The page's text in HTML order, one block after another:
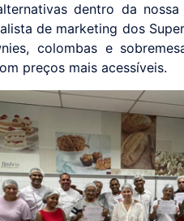
dentro da
de marketing dos
colombas e
preços mais acessíveis.